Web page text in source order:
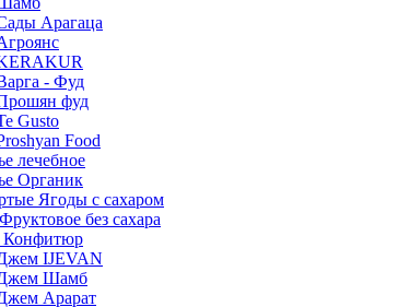
Арагаца
- Фуд
фуд
Gusto
Food
лечебное
Органик
Ягоды с сахаром
без сахара
IJEVAN
Шамб
Арарат